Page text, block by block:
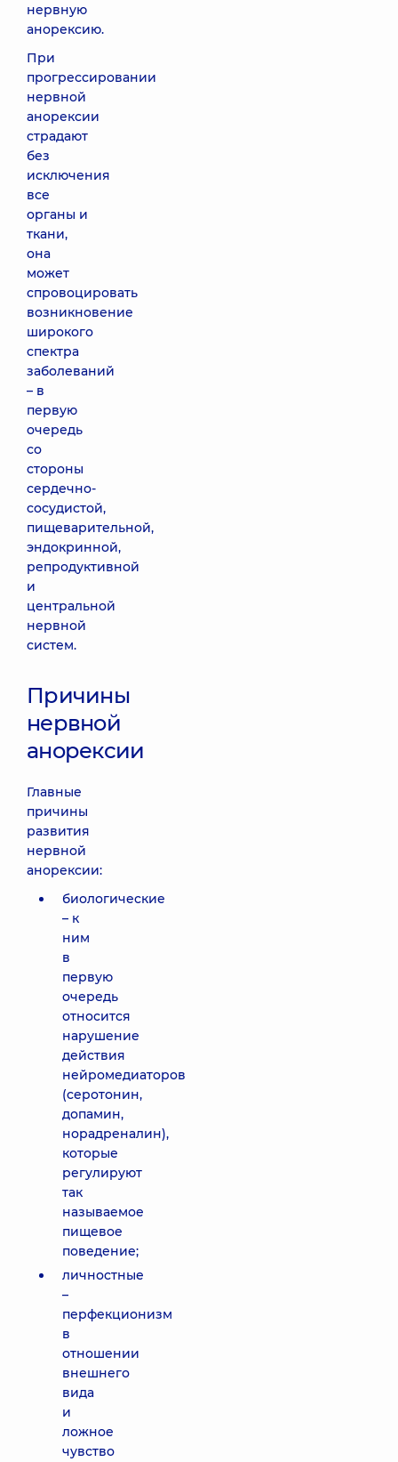
нервную
анорексию.
При
прогрессировании
нервной
анорексии
страдают
без
исключения
все
органы и
ткани,
она
может
спровоцировать
возникновение
широкого
спектра
заболеваний
– в
первую
очередь
со
стороны
сердечно-
сосудистой,
пищеварительной,
эндокринной,
репродуктивной
и
центральной
нервной
систем.
Причины
нервной
анорексии
Главные
причины
развития
нервной
анорексии:
биологические
– к
ним
в
первую
очередь
относится
нарушение
действия
нейромедиаторов
(серотонин,
допамин,
норадреналин),
которые
регулируют
так
называемое
пищевое
поведение;
личностные
–
перфекционизм
в
отношении
внешнего
вида
и
ложное
чувство